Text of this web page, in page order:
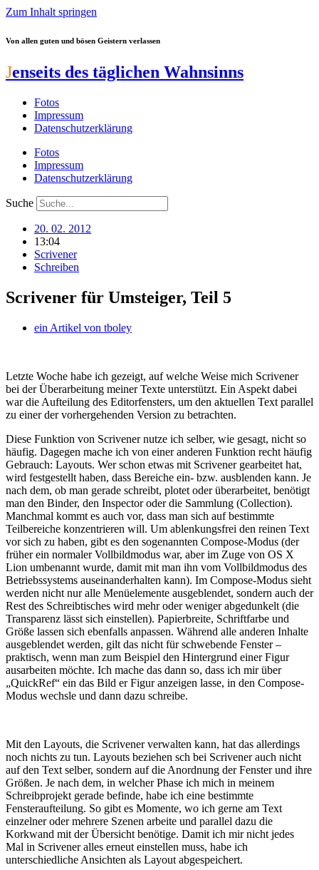
Zum Inhalt springen
Von allen guten und bösen Geistern verlassen
Jenseits des täglichen Wahnsinns
Fotos
Impressum
Datenschutzerklärung
Fotos
Impressum
Datenschutzerklärung
Suche
20. 02. 2012
13:04
Scrivener
Schreiben
Scrivener für Umsteiger, Teil 5
ein Artikel von tboley
Letzte Woche habe ich gezeigt, auf welche Weise mich Scrivener
bei der Überarbeitung meiner Texte unterstützt. Ein Aspekt dabei
war die Aufteilung des Editorfensters, um den aktuellen Text parallel
zu einer der vorhergehenden Version zu betrachten.
Diese Funktion von Scrivener nutze ich selber, wie gesagt, nicht so
häufig. Dagegen mache ich von einer anderen Funktion recht häufig
Gebrauch: Layouts. Wer schon etwas mit Scrivener gearbeitet hat,
wird festgestellt haben, dass Bereiche ein- bzw. ausblenden kann. Je
nach dem, ob man gerade schreibt, plotet oder überarbeitet, benötigt
man den Binder, den Inspector oder die Sammlung (Collection).
Manchmal kommt es auch vor, dass man sich auf bestimmte
Teilbereiche konzentrieren will. Um ablenkungsfrei den reinen Text
vor sich zu haben, gibt es den sogenannten Compose-Modus (der
früher ein normaler Vollbildmodus war, aber im Zuge von OS X
Lion umbenannt wurde, damit mit man ihn vom Vollbildmodus des
Betriebssystems auseinanderhalten kann). Im Compose-Modus sieht
werden nicht nur alle Menüelemente ausgeblendet, sondern auch der
Rest des Schreibtisches wird mehr oder weniger abgedunkelt (die
Transparenz lässt sich einstellen). Papierbreite, Schriftfarbe und
Größe lassen sich ebenfalls anpassen. Während alle anderen Inhalte
ausgeblendet werden, gilt das nicht für schwebende Fenster –
praktisch, wenn man zum Beispiel den Hintergrund einer Figur
ausarbeiten möchte. Ich mache das dann so, dass ich mir über
„QuickRef“ ein das Bild er Figur anzeigen lasse, in den Compose-
Modus wechsle und dann dazu schreibe.
Mit den Layouts, die Scrivener verwalten kann, hat das allerdings
noch nichts zu tun. Layouts beziehen sch bei Scrivener auch nicht
auf den Text selber, sondern auf die Anordnung der Fenster und ihre
Größen. Je nach dem, in welcher Phase ich mich in meinem
Schreibprojekt gerade befinde, habe ich eine bestimmte
Fensteraufteilung. So gibt es Momente, wo ich gerne am Text
einzelner oder mehrere Szenen arbeite und parallel dazu die
Korkwand mit der Übersicht benötige. Damit ich mir nicht jedes
Mal in Scrivener alles erneut einstellen muss, habe ich
unterschiedliche Ansichten als Layout abgespeichert.